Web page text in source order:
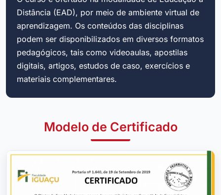
Distância (EAD), por meio de ambiente virtual de
aprendizagem. Os conteúdos das disciplinas
podem ser disponibilizados em diversos formatos
pedagógicos, tais como videoaulas, apostilas
digitais, artigos, estudos de caso, exercícios e
materiais complementares.
Modelo de Certificado